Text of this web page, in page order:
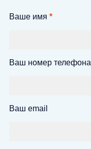
Ваше имя *
Ваш номер телефона
Ваш email